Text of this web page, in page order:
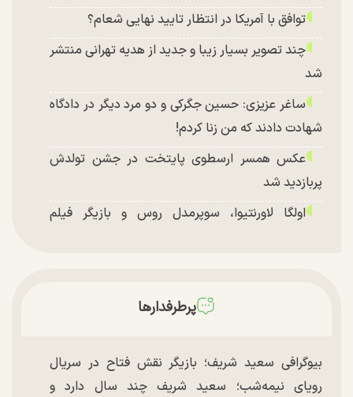
توافق با آمریکا در انتظار تایید نهایی شعام؟
چند تصویر بسیار زیبا و جدید از هدیه تهرانی منتشر
شد
ساغر عزیزی: حسین جگرکی و دو مرد دیگر در دادگاه
شهادت دادند که من زنا کردم!
عکس همسر ارسطوی پایتخت در جشن تولدش
پربازدید شد
اولگا لاورنتیوا، سوپرمدل روس و بازیگر فیلم
پرطرفدارها
بیوگرافی سعید شریف؛ بازیگر نقش فتاح در سریال
رویای نیمه‌شب؛ سعید شریف چند سال دارد و